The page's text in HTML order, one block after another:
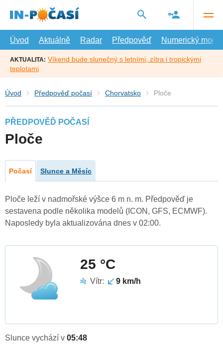
hlavní
Úvod
Aktuálně Radar Předpověď Numerický model
AKTUALITA: Víkend bude slunečný s letními, zítra i tropickými
teplotami
Úvod Předpověď počasí Chorvatsko Ploče
PŘEDPOVĚĎ POČASÍ
Ploče
Počasí Slunce a Měsíc
Ploče leží v nadmořské výšce 6 m n. m. Předpověď je
sestavena podle několika modelů (ICON, GFS, ECMWF).
Naposledy byla aktualizována dnes v 02:00.
25 °C
Vítr: 9 km/h
Slunce vychází v 05:48